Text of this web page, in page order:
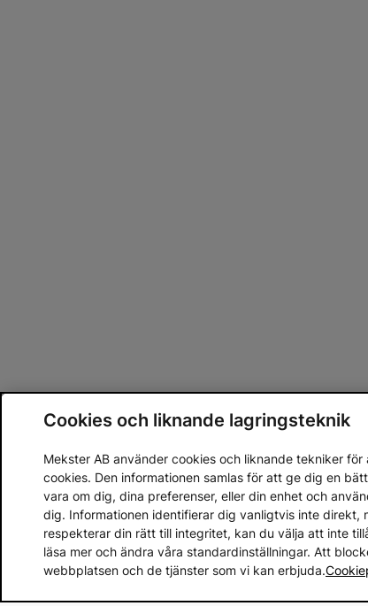
Cookies och liknande lagringsteknik
Mekster AB använder cookies och liknande tekniker
cookies. Den informationen samlas för att ge dig en
vara om dig, dina preferenser, eller din enhet och
dig. Informationen identifierar dig vanligtvis inte direkt,
respekterar din rätt till integritet, kan du välja att inte
läsa mer och ändra våra standardinställningar. Att
webbplatsen och de tjänster som vi kan erbjuda.